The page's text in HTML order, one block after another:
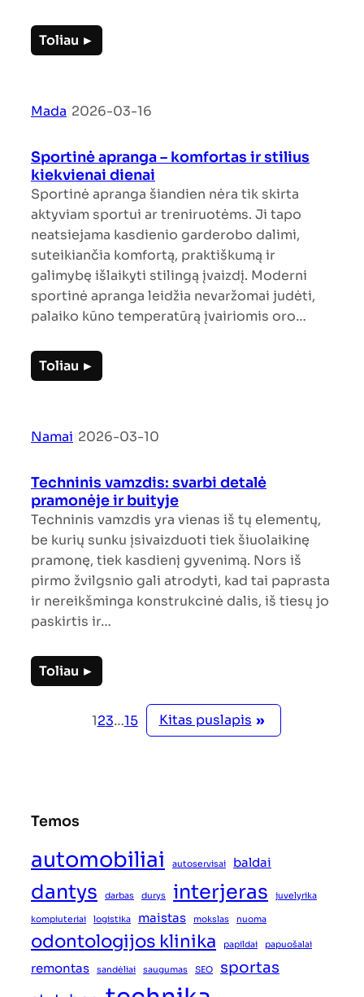
Toliau ►
Mada 2026-03-16
Sportinė apranga – komfortas ir stilius
kiekvienai dienai
Sportinė apranga šiandien nėra tik skirta
aktyviam sportui ar treniruotėms. Ji tapo
neatsiejama kasdienio garderobo dalimi,
suteikiančia komfortą, praktiškumą ir
galimybę išlaikyti stilingą įvaizdį. Moderni
sportinė apranga leidžia nevaržomai judėti,
palaiko kūno temperatūrą įvairiomis oro…
Toliau ►
Namai 2026-03-10
Techninis vamzdis: svarbi detalė
pramonėje ir buityje
Techninis vamzdis yra vienas iš tų elementų,
be kurių sunku įsivaizduoti tiek šiuolaikinę
pramonę, tiek kasdienį gyvenimą. Nors iš
pirmo žvilgsnio gali atrodyti, kad tai paprasta
ir nereikšminga konstrukcinė dalis, iš tiesų jo
paskirtis ir…
Toliau ►
123…15 Kitas puslapis »
Temos
automobiliai autoservisai baldai
dantys darbas durys interjeras juvelyrika
kompiuteriai logistika maistas mokslas nuoma
odontologijos klinika papildai papuošalai
remontas sandėliai saugumas SEO
sportas